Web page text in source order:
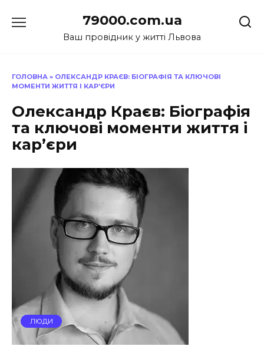
до
79000.com.ua
Ваш провідник у житті Львова
ГОЛОВНА » ОЛЕКСАНДР КРАЄВ: БІОГРАФІЯ ТА КЛЮЧОВІ
МОМЕНТИ ЖИТТЯ І КАР’ЄРИ
Олександр Краєв: Біографія
та ключові моменти життя і
кар’єри
ЛЮДИ